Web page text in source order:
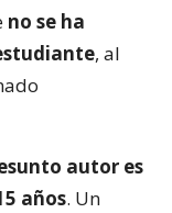
no se ha
, al
autor es
años. Un